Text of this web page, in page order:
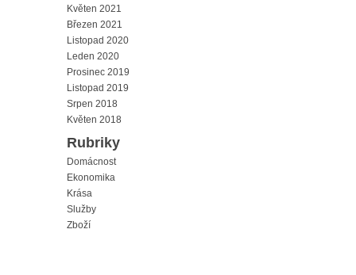
Květen 2021
Březen 2021
Listopad 2020
Leden 2020
Prosinec 2019
Listopad 2019
Srpen 2018
Květen 2018
Rubriky
Domácnost
Ekonomika
Krása
Služby
Zboží